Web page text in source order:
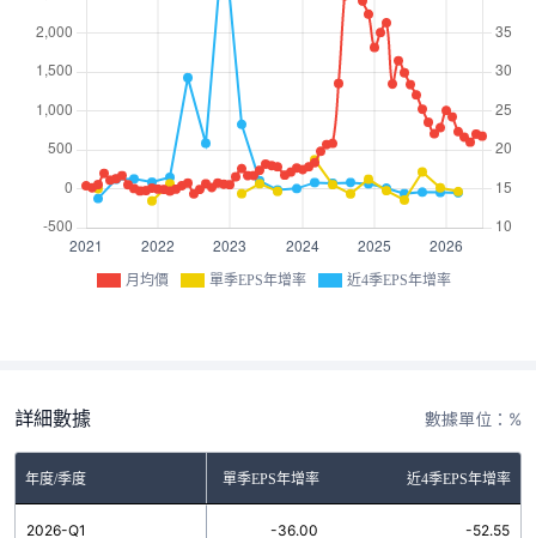
月均價 單季EPS年增率 近4季EPS年增率
詳細數據 數據單位：%
年度/季度 單季EPS年增率 近4季EPS年增率
2026-Q1 -36.00 -52.55